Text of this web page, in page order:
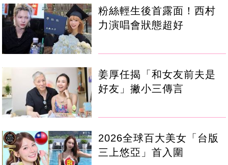
粉絲輕生後首露面！西村
力演唱會狀態超好
姜厚任揭「和女友前夫是
好友」撇小三傳言
2026全球百大美女「台版
三上悠亞」首入圍